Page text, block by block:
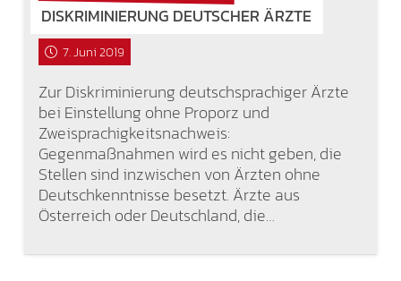
DISKRIMINIERUNG DEUTSCHER ÄRZTE
7. Juni 2019
Zur Diskriminierung deutschsprachiger Ärzte
bei Einstellung ohne Proporz und
Zweisprachigkeitsnachweis:
Gegenmaßnahmen wird es nicht geben, die
Stellen sind inzwischen von Ärzten ohne
Deutschkenntnisse besetzt. Ärzte aus
Österreich oder Deutschland, die…